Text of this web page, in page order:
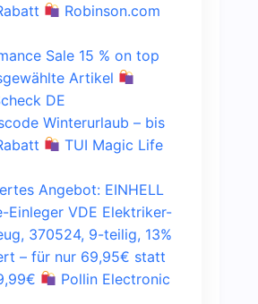
Robinson.com
Sale 15 % on top
Artikel
DE
Winterurlaub – bis
TUI Magic Life
Angebot: EINHELL
Einleger VDE Elektriker-
370524, 9-teilig, 13%
– für nur 69,95€ statt
Pollin Electronic